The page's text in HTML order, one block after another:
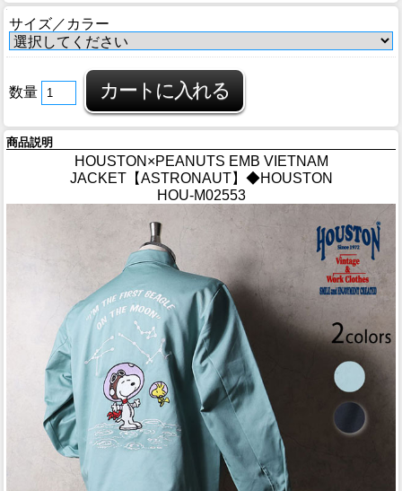
サイズ／カラー
数量
商品説明
HOUSTON×PEANUTS EMB VIETNAM
JACKET【ASTRONAUT】◆HOUSTON
HOU-M02553